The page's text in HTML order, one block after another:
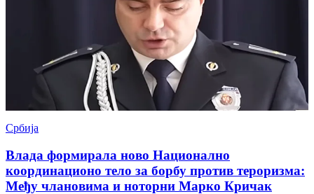
Србија
Влада формирала ново Национално
координационо тело за борбу против тероризма:
Међу члановима и ноторни Марко Кричак